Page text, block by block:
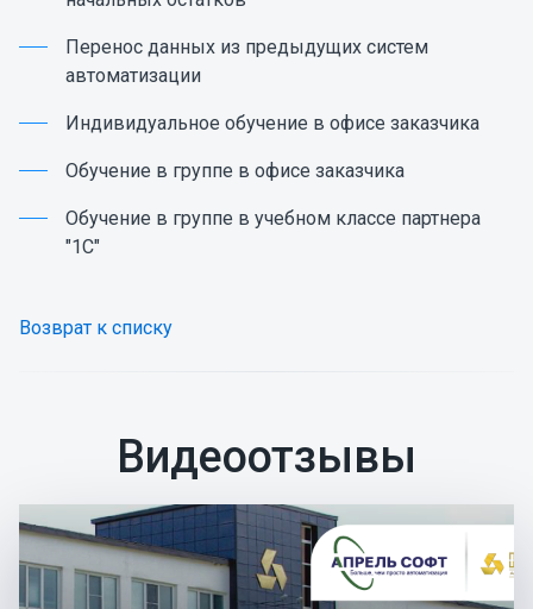
Перенос данных из предыдущих систем
автоматизации
Индивидуальное обучение в офисе заказчика
Обучение в группе в офисе заказчика
Обучение в группе в учебном классе партнера
"1С"
Возврат к списку
Видеоотзывы